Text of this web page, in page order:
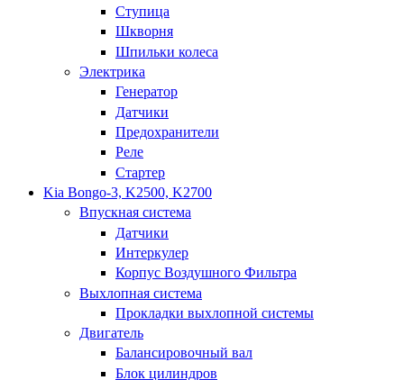
Ступица
Шкворня
Шпильки колеса
Электрика
Генератор
Датчики
Предохранители
Реле
Стартер
Kia Bongo-3, K2500, K2700
Впускная система
Датчики
Интеркулер
Корпус Воздушного Фильтра
Выхлопная система
Прокладки выхлопной системы
Двигатель
Балансировочный вал
Блок цилиндров